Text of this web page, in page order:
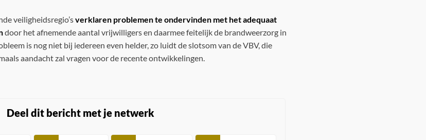
veiligheidsregio’sverklaren problemen te ondervinden met het adequaat
door het afnemende aantal vrijwilligers en daarmee feitelijk de brandweerzorg in
is nog niet bij iedereen even helder, zo luidt de slotsom van de VBV, die
aandacht zal vragen voor de recente ontwikkelingen.
Deel dit bericht met je netwerk